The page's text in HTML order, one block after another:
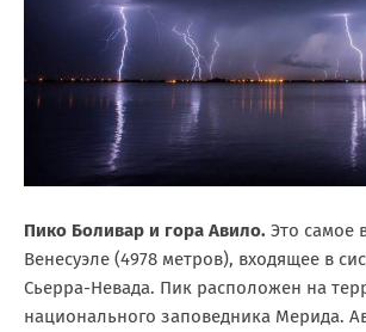
Пико Боливар и гора Авило. Это самое
Венесуэле (4978 метров), входящее в
Сьерра-Невада. Пик расположен на
национального заповедника Мерида.